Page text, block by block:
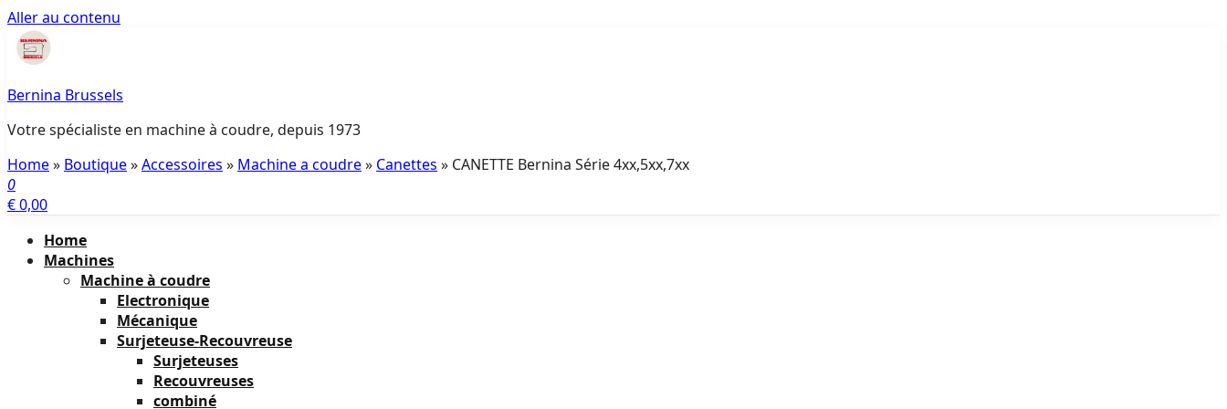
Aller au contenu
Bernina Brussels
Votre spécialiste en machine à coudre, depuis 1973
Home» Boutique»Accessoires » Machine a coudre» Canettes » CANETTE Bernina Série 4xx,5xx,7xx
0
€ 0,00
Home
Machines
Machine à coudre
Electronique
Mécanique
Surjeteuse-Recouvreuse
Surjeteuses
Recouvreuses
combiné